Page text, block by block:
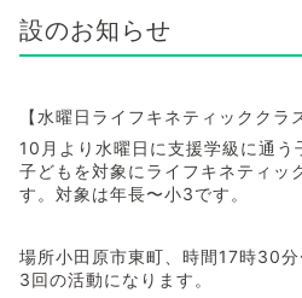
設のお知らせ
【水曜日ライフキネティッククラ
10月より水曜日に支援学級に通
子どもを対象にライフキネティッ
す。対象は年長〜小3です。
場所小田原市東町、時間17時30
3回の活動になります。